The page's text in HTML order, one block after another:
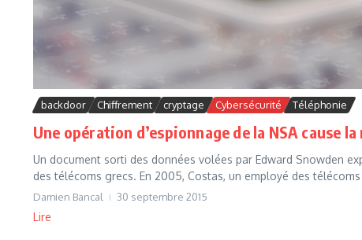
backdoor Chiffrement cryptage Cybersécurité Téléphonie
Une opération d’espionnage de la NSA cause
Un document sorti des données volées par Edward Snowden
des télécoms grecs. En 2005, Costas, un employé des télécoms
Damien Bancal 30 septembre 2015
Lire